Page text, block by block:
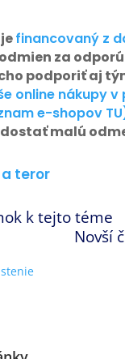
financovaný z
za
podporiť aj
online nákupy
e-shopov
malú
teror
k tejto téme
Novší